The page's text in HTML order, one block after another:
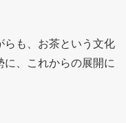
らも、お茶という文化
、これからの展開に